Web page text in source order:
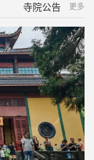
寺院公告 更多